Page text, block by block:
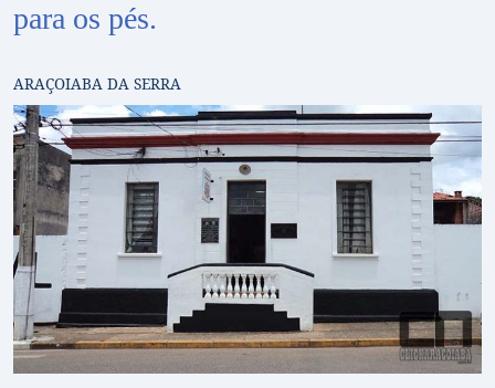
para os pés.
ARAÇOIABA DA SERRA